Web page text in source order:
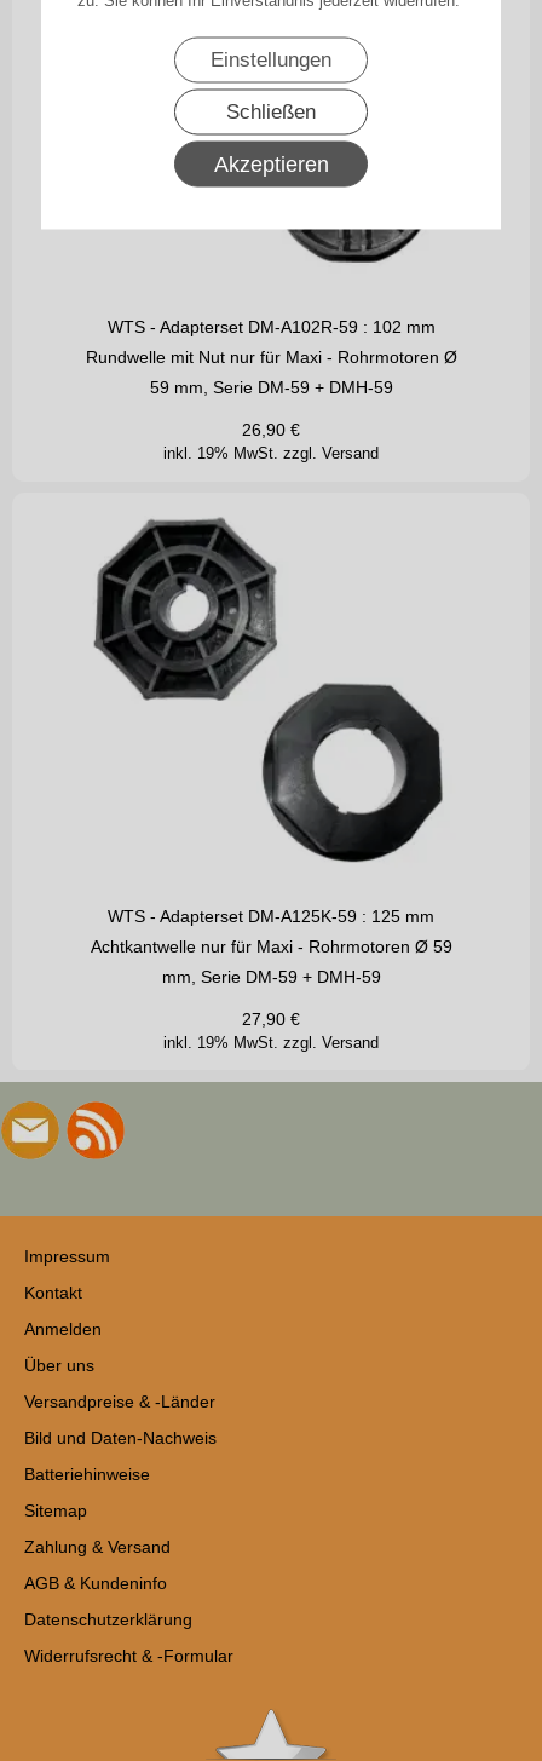
Einstellungen
Schließen
Akzeptieren
WTS - Adapterset DM-A102R-59 : 102 mm
Rundwelle mit Nut nur für Maxi - Rohrmotoren Ø
59 mm, Serie DM-59 + DMH-59
inkl. 19% MwSt. zzgl. Versand
26,90 €
WTS - Adapterset DM-A125K-59 : 125 mm
Achtkantwelle nur für Maxi - Rohrmotoren Ø 59
mm, Serie DM-59 + DMH-59
inkl. 19% MwSt. zzgl. Versand
27,90 €
Impressum
Kontakt
Anmelden
Über uns
Versandpreise & -Länder
Bild und Daten-Nachweis
Batteriehinweise
Sitemap
Zahlung & Versand
AGB & Kundeninfo
Datenschutzerklärung
Widerrufsrecht & -Formular